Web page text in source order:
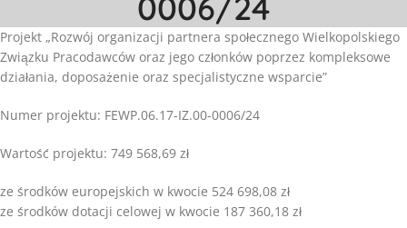
Projekt „Rozwój organizacji partnera społecznego Wielkopolskiego
Związku Pracodawców oraz jego członków poprzez kompleksowe
działania, doposażenie oraz specjalistyczne wsparcie”
Numer projektu: FEWP.06.17-IZ.00-0006/24
Wartość projektu: 749 568,69 zł
ze środków europejskich w kwocie 524 698,08 zł
ze środków dotacji celowej w kwocie 187 360,18 zł